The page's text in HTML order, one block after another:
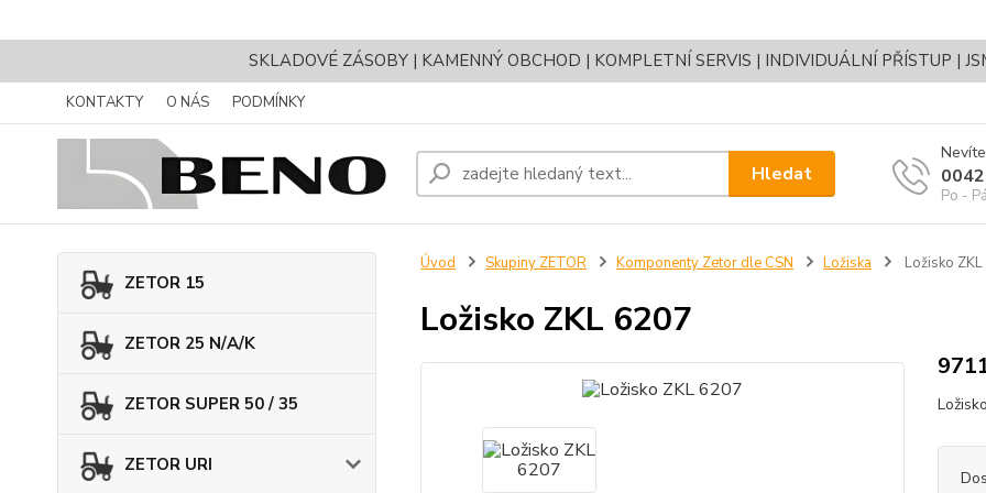
SKLADOVÉ ZÁSOBY | KAMENNÝ OBCHOD | KOMPLETNÍ SERVIS | INDIVIDUÁLNÍ PŘÍSTUP |
KONTAKTY O NÁS PODMÍNKY
Hledat
Po -
ZETOR 15
ZETOR 25 N/A/K
ZETOR SUPER 50 / 35
ZETOR URI
Úvod Skupiny ZETOR Komponenty Zetor dle CSN Ložiska Ložisko
Ložisko ZKL 6207